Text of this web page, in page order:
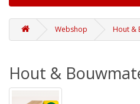
Webshop Hout &
Hout &